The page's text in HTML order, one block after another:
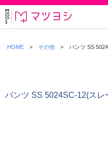
HOME その他 パンツ SS
パンツ SS 5024SC-12(スレ